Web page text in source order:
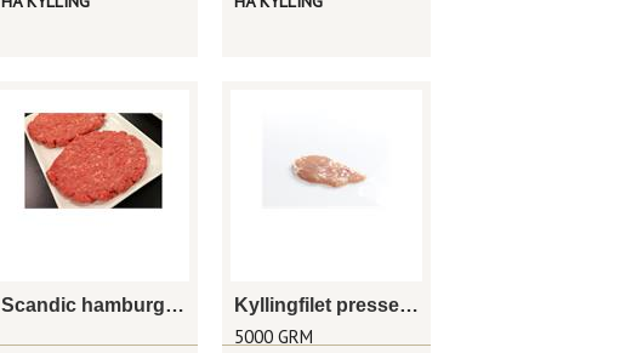
Scandic hamburger homestyle Kyllingfilet presset rå
5000 GRM